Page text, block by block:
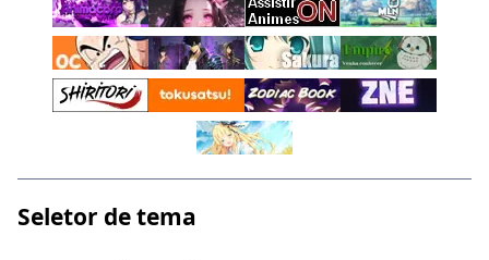
Seletor de tema